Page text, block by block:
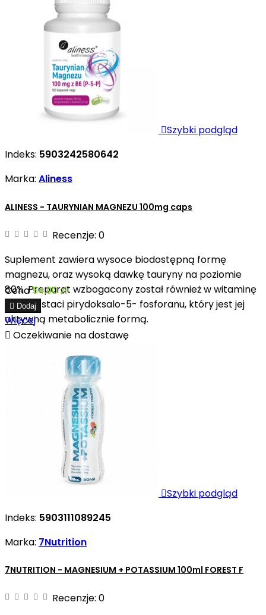
Szybki podgląd
Indeks: 5903242580642
Marka: Aliness
ALINESS - TAURYNIAN MAGNEZU 100mg caps
Recenzje: 0
Suplement zawiera wysoce biodostępną formę
magnezu, oraz wysoką dawkę tauryny na poziomie
80%. Preparat wzbogacony został również w witaminę
B6 w postaci pirydoksalo-5- fosforanu, który jest jej
aktywną metabolicznie formą.
Cena54,90 zł
 Dodaj
Więcej
 Oczekiwanie na dostawę
Szybki podgląd
Indeks: 5903111089245
Marka: 7Nutrition
7NUTRITION - MAGNESIUM + POTASSIUM 100ml FOREST F
Recenzje: 0